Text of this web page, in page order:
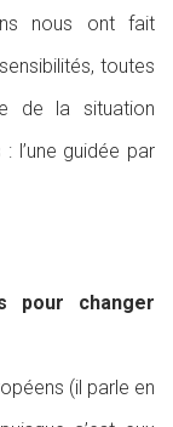
nous ont fait
toutes
de la situation
l’une guidée par
pour changer
(il parle en